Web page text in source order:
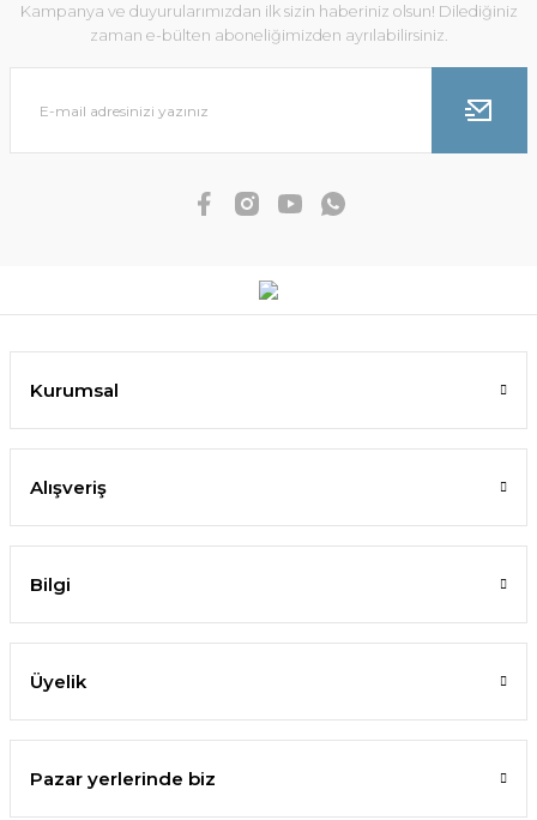
Kampanya ve duyurularımızdan ilk sizin haberiniz olsun! Dilediğiniz
zaman e-bülten aboneliğimizden ayrılabilirsiniz.
Kurumsal
Alışveriş
Bilgi
Üyelik
Pazar yerlerinde biz